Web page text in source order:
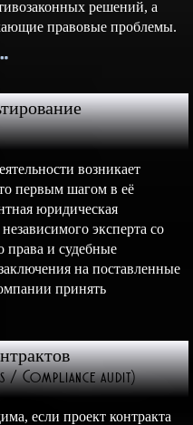
решений, а
правовые проблемы.
возникает
первым шагом в её
юридическая
эксперта со
и судебные
на поставленные
принять
/ Compliance audit)
если проект контракта